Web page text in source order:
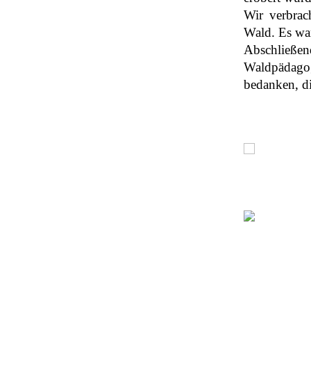
Wir
Wald. Es
bedanken,